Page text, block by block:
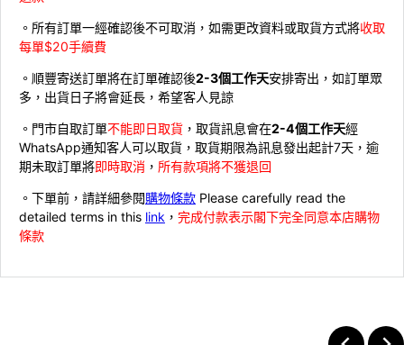
。所有訂單一經確認後不可取消，如需更改資料或取貨方式將收取
每單$20手續費
。順豐寄送訂單將在訂單確認後2-3個工作天安排寄出，如訂單眾
多，出貨日子將會延長，希望客人見諒
。門市自取訂單不能即日取貨 ，取貨訊息會在2-4個工作天經
WhatsApp通知客人可以取貨，取貨期限為訊息發出起計7天，逾
期未取訂單將即時取消 ， 所有款項將不獲退回
。下單前，請詳細參閱購物條款 Please carefully read the
detailed terms in this link ， 完成付款表示閣下完全同意本店購物
條款